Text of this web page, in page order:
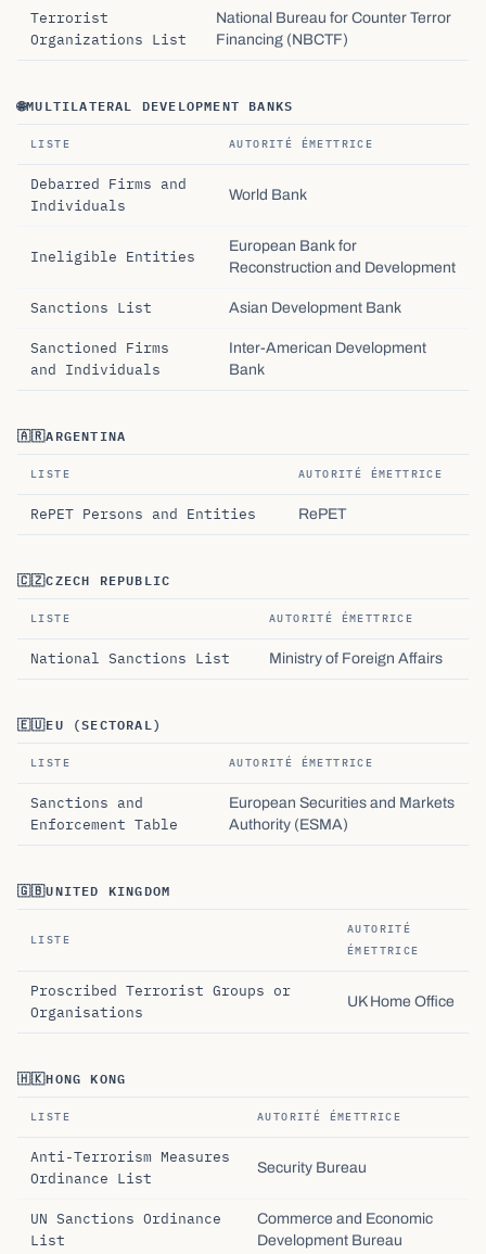
Terrorist
Organizations List
National Bureau for Counter Terror
Financing (NBCTF)
🌐MULTILATERAL DEVELOPMENT BANKS
LISTE AUTORITÉ ÉMETTRICE
Debarred Firms and
Individuals
World Bank
Ineligible Entities
European Bank for
Reconstruction and Development
Sanctions List Asian Development Bank
Sanctioned Firms
and Individuals
Inter-American Development
Bank
🇦🇷ARGENTINA
LISTE AUTORITÉ ÉMETTRICE
RePET Persons and Entities RePET
🇨🇿CZECH REPUBLIC
LISTE AUTORITÉ ÉMETTRICE
National Sanctions List Ministry of Foreign Affairs
🇪🇺EU (SECTORAL)
LISTE AUTORITÉ ÉMETTRICE
Sanctions and
Enforcement Table
European Securities and Markets
Authority (ESMA)
🇬🇧UNITED KINGDOM
LISTE
AUTORITÉ
ÉMETTRICE
Proscribed Terrorist Groups or
Organisations
UK Home Office
🇭🇰HONG KONG
LISTE AUTORITÉ ÉMETTRICE
Anti-Terrorism Measures
Ordinance List
Security Bureau
UN Sanctions Ordinance
List
Commerce and Economic
Development Bureau